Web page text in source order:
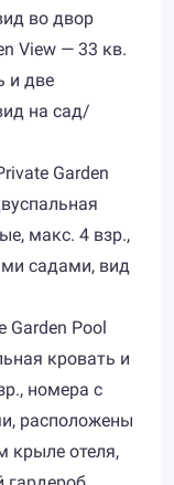
во двор
View — 33 кв.
и две
на сад/
Garden
макс. 4 взр.,
садами, вид
Garden Pool
кровать и
номера с
расположены
крыле отеля,